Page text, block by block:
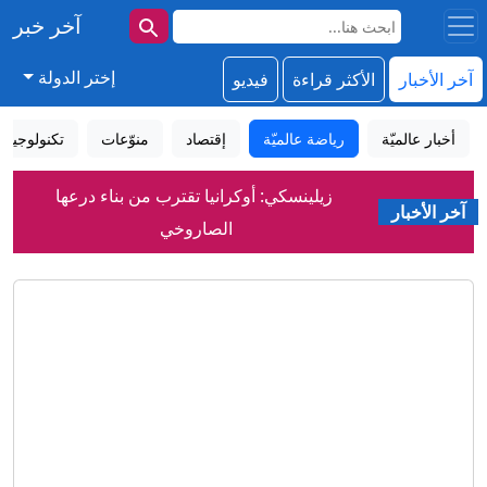
آخر خبر
آخر الأخبار الأكثر قراءة فيديو إختر الدولة
أخبار عالميّة رياضة عالميّة إقتصاد منوّعات تكنولوجيا
آخر الأخبار
زيلينسكي: أوكرانيا تقترب من بناء درعها
الصاروخي
إيران.. غارات إسرائيلية جنوبي لبنان وترقب
لاتفاق بشأن هرمز